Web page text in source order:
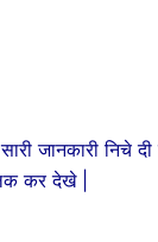
जानकारी
कर देखे |